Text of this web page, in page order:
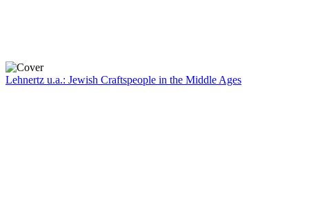
Lehnertz u.a.: Jewish Craftspeople in the Middle Ages